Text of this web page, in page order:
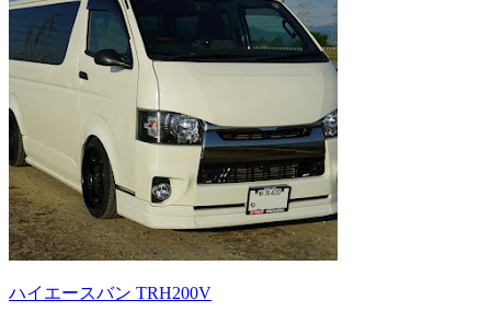
ハイエースバン TRH200V